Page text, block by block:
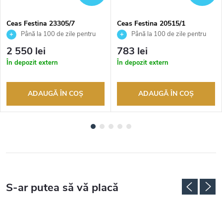
Ceas Festina 23305/7
Până la 100 de zile pentru
returnarea bunurilor. Vânzător
autorizat
2 550 lei
În depozit extern
ADAUGĂ ÎN COŞ
Ceas Festina 20515/1
Până la 100 de zile pentru
returnarea bunurilor. Vânzător
autorizat
783 lei
În depozit extern
ADAUGĂ ÎN COŞ